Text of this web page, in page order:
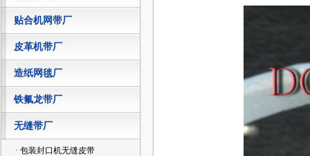
贴合机网带厂
皮革机带厂
造纸网毯厂
铁氟龙带厂
无缝带厂
· 包装封口机无缝皮带